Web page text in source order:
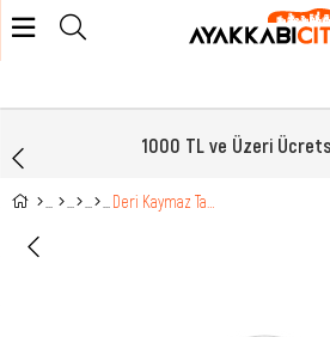
1000 TL ve Üzeri